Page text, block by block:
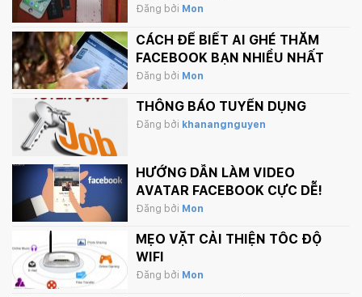
Đăng bởi Mon
CÁCH ĐỂ BIẾT AI GHÉ THĂM
FACEBOOK BẠN NHIỀU NHẤT
Đăng bởi Mon
THÔNG BÁO TUYỂN DỤNG
Đăng bởi khanangnguyen
HƯỚNG DẪN LÀM VIDEO
AVATAR FACEBOOK CỰC DỄ!
Đăng bởi Mon
MẸO VẶT CẢI THIỆN TỐC ĐỘ
WIFI
Đăng bởi Mon